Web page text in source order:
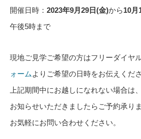
開催日時： 2023年9月29日(金)から10月
午後5時まで
現地ご見学ご希望の方はフリーダイヤ
ォーム よりご希望の日時をお伝えくださ
上記期間中にお越しになれない場合は
お知らせいただきましたらご予約承りま
お気軽にお問い合わせください。